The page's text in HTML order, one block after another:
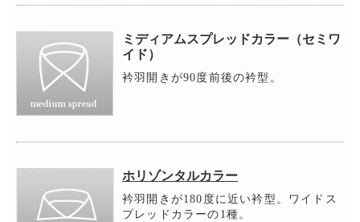
ミディアムスプレッドカラー（セミワ
イド）
衿羽開きが90度前後の衿型。
ホリゾンタルカラー
衿羽開きが180度に近い衿型。ワイドス
プレッドカラーの1種。